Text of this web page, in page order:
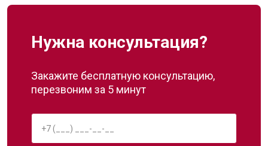
Нужна консультация?
Закажите бесплатную консультацию,
перезвоним за 5 минут